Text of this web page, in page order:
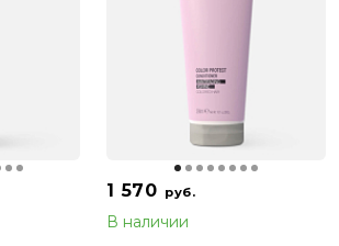
1 570 руб.
В наличии